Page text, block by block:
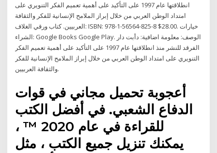
انطلاقتها عام 1997 على التأكيد على أهمية تعميم الفكر التنويري على
امتداد الوطن العربي من خلال إبراز الملامح الإنسانية للفكر والثقافة
العربيين. كتاب ورقي الغلاف: ISBN: 978-1-56564-825-8 $28.00. خيارات
الشراء: Google Books Google Play. الوصف: معلومة اضافية: دأبت دار
الفرقد للنشر منذ انطلاقتها عام 1997 على التأكيد على أهمية تعميم الفكر
التنويري على امتداد الوطن العربي من خلال إبراز الملامح الإنسانية للفكر
والثقافة العربيين.
أعجوبة تحميل مجاني في قوات
الدفاع الشعبي. في أفضل الكتب
للقراءة في عام 2020 ™ ،
يمكنك تنزيل جميع الكتب ، مثل